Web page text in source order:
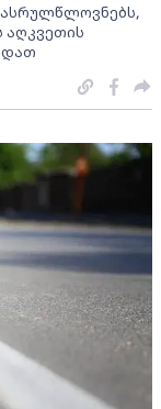
აღკვეთის